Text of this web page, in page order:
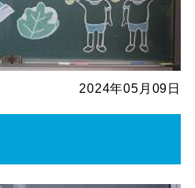
2024年05月09日